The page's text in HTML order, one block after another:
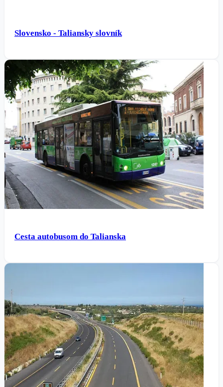
Slovensko - Taliansky slovník
Cesta autobusom do Talianska